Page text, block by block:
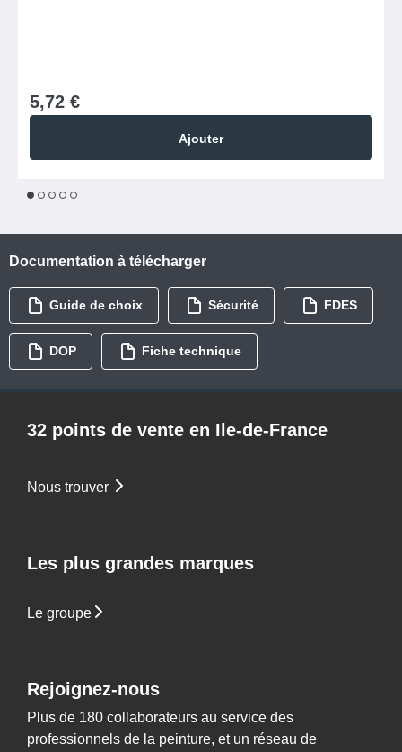
5,72 €
Ajouter
1 2 3 4
Documentation à télécharger
Guide de choix Sécurité FDES
DOP Fiche technique
32 points de vente en Ile-de-France
Nous trouver
Les plus grandes marques
Le groupe
Rejoignez-nous
Plus de 180 collaborateurs au service des
professionnels de la peinture, et un réseau de